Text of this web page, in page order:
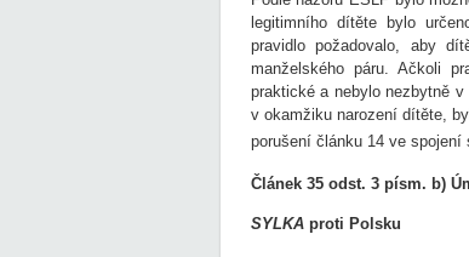
legitimního dítěte bylo
pravidlo požadovalo, aby
manželského páru. Ačkoli
praktické a nebylo nezbytně
v okamžiku narození dítěte,
porušení článku 14 ve spojení
Článek 35 odst. 3 písm. b)
SYLKA proti Polsku